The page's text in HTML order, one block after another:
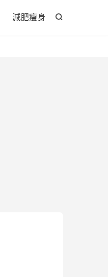

減肥瘦身